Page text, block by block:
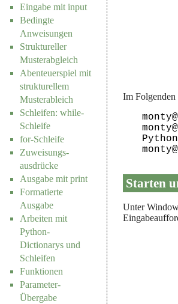
Eingabe mit input
Bedingte
Anweisungen
Struktureller
Musterabgleich
Abenteuerspiel mit
strukturellem
Musterableich
Schleifen: while-
Schleife
for-Schleife
Zuweisungs-
ausdrücke
Ausgabe mit print
Formatierte
Ausgabe
Arbeiten mit
Python-
Dictionarys und
Schleifen
Funktionen
Parameter-
Übergabe
Im
Starten
Unter